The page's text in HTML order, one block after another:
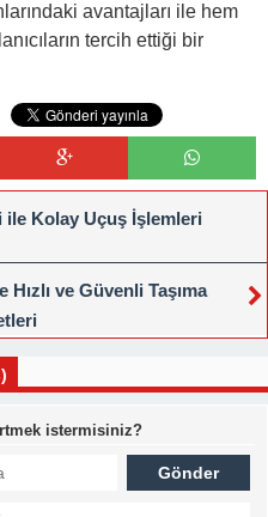
avantajları ile hem
tercih ettiği bir
Kolay Uçuş İşlemleri
Hızlı ve Güvenli Taşıma
istermisiniz?